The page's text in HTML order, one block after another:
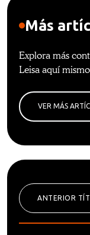
Más
Explora más
Leisa aquí
VER MÁS
ANTERIOR